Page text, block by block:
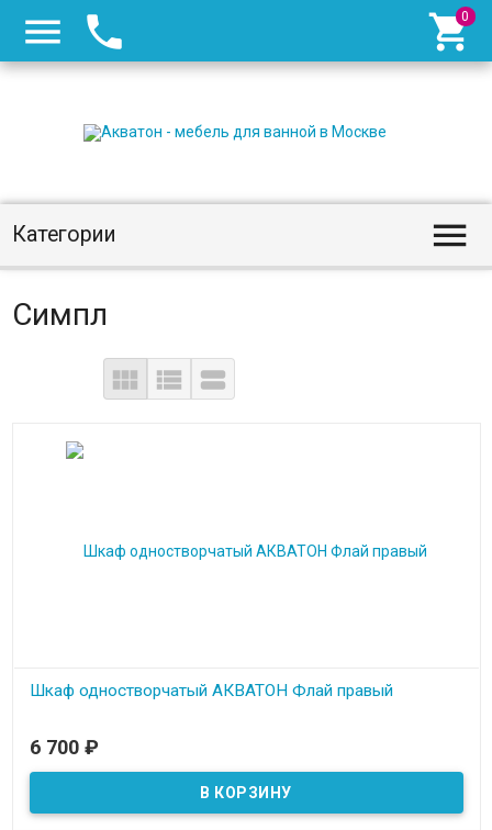
  
Категории 
Симпл
  
Шкаф одностворчатый АКВАТОН Флай правый
6 700 ₽